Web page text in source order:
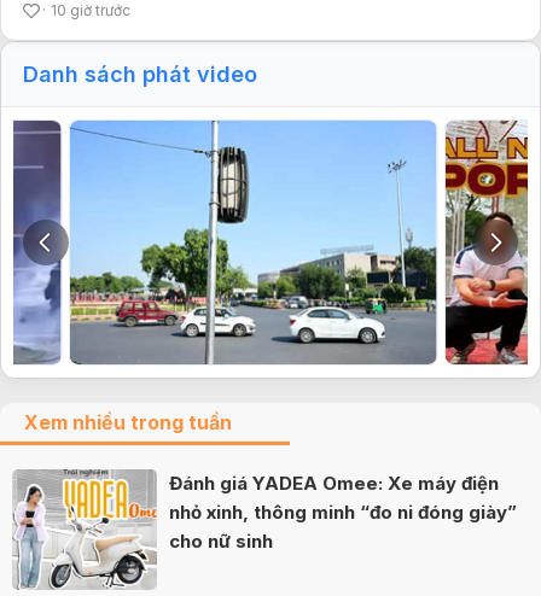
10 giờ trước
Danh sách phát video
Xem nhiều trong tuần
Đánh giá YADEA Omee: Xe máy điện
nhỏ xinh, thông minh “đo ni đóng giày”
cho nữ sinh